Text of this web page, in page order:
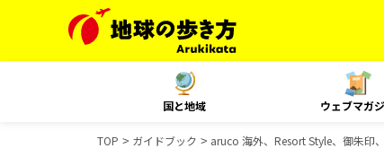
国と地域 ウェブマガ
TOP ガイドブック aruco 海外、Resort Style、御朱印